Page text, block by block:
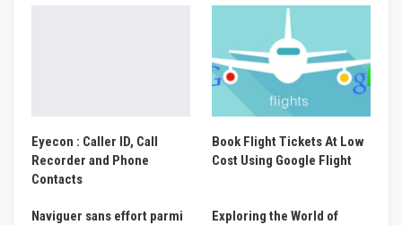
Eyecon : Caller ID, Call
Recorder and Phone
Contacts
Book Flight Tickets At Low
Cost Using Google Flight
Naviguer sans effort parmi
Exploring the World of